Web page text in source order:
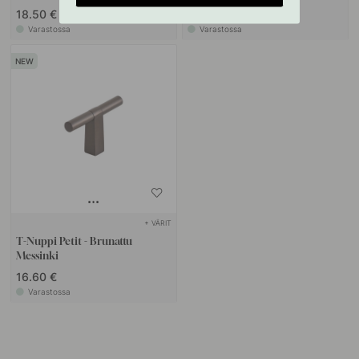
18.50 €
Varastossa Varastossa
+ VÄRIT
T-Nuppi Petit - Brunattu
Messinki
16.60 €
Varastossa